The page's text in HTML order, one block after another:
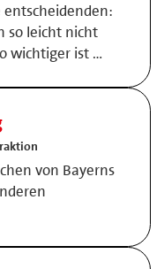
entscheidenden:
so leicht nicht
wichtiger ist …
von Bayerns